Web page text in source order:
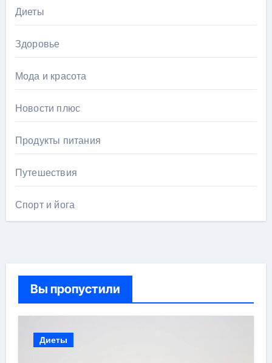
Диеты
Здоровье
Мода и красота
Новости плюс
Продукты питания
Путешествия
Спорт и йога
Вы пропустили
Диеты